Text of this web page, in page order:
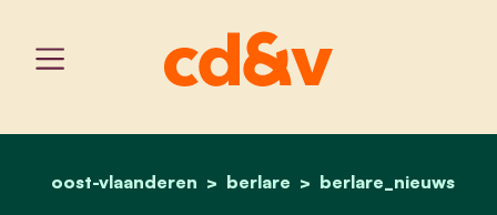
home
oost-vlaanderen berlare berlare_nieuws
gemeente berlare